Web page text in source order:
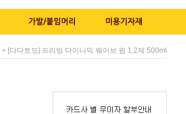
> [다다토모] 프리빙 다이나믹 웨이브 펌 1,2제 500ml